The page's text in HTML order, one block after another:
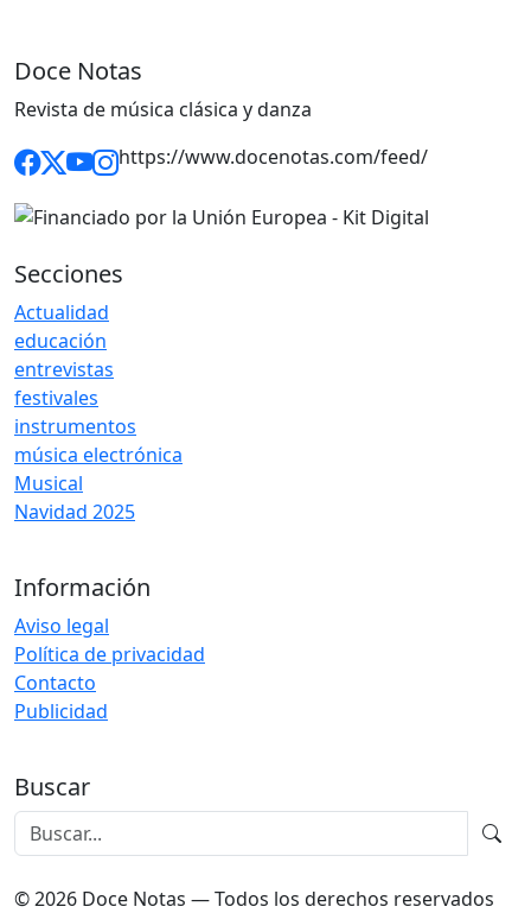
Doce Notas
Revista de música clásica y danza
https://www.docenotas.com/feed/
Secciones
Actualidad
educación
entrevistas
festivales
instrumentos
música electrónica
Musical
Navidad 2025
Información
Aviso legal
Política de privacidad
Contacto
Publicidad
Buscar
© 2026 Doce Notas — Todos los derechos reservados